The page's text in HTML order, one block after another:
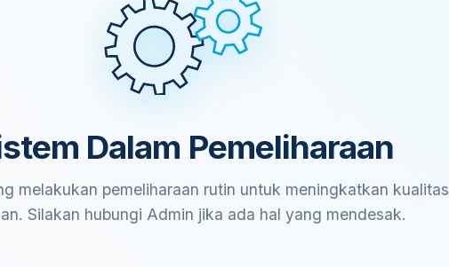
Dalam Pemeliharaan
melakukan pemeliharaan rutin untuk meningkatkan kualitas
Silakan hubungi Admin jika ada hal yang mendesak.